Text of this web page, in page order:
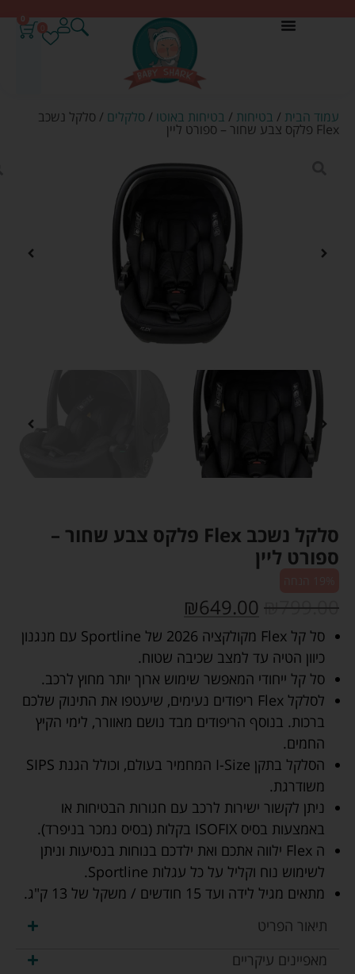
0
עמוד הבית / בטיחות / בטיחות באוטו / סלקלים / סלקל נשכב
Flex פלקס צבע שחור – ספורט ליין
סלקל נשכב Flex פלקס צבע שחור –
ספורט ליין
₪799.00
₪649.00
סל קל Flex מקולקציה 2026 של Sportline עם מנגנון
כיוון הטיה עד למצב שכיבה שטוח.
סל קל ייחודי המאפשר שימוש ארוך יותר מחוץ לרכב.
לסלקל Flex ריפודים נעימים, שיעטפו את התינוק שלכם
ברכות. בנוסף הריפודים מבד נושם מאוורר, לימי הקיץ
החמים.
הסלקל בתקן I-Size המחמיר בעולם, וכולל הגנת SIPS
משודרגת.
ניתן לקשור ישירות לרכב עם חגורות הבטיחות או
באמצעות בסיס ISOFIX בקלות (בסיס נמכר בניפרד).
ה Flex ילווה אתכם ואת ילדכם בנוחות בנסיעות וניתן
לשימוש נוח וקליל על כל עגלות Sportline.
מתאים מגיל לידה ועד 15 חודשים / משקל של 13 ק"ג.
תיאור הפריט
מאפיינים עיקריים